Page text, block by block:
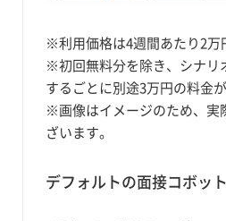
※利用価格は4週間あたり2万
※初回無料分を除き、シナリ
するごとに別途3万円の料金
※画像はイメージのため、実
ざいます。
デフォルトの面接コボッ